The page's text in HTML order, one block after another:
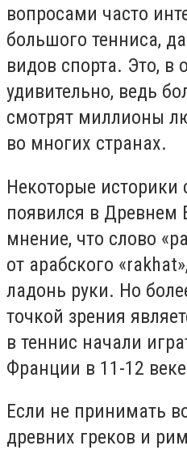
вопросами часто
большого тенниса,
видов спорта. Это, в
удивительно, ведь
смотрят миллионы
во многих странах.
Некоторые историки
появился в Древнем
мнение, что слово
от арабского
ладонь руки. Но
точкой зрения
в теннис начали
Франции в 11-12
Если не принимать
древних греков и